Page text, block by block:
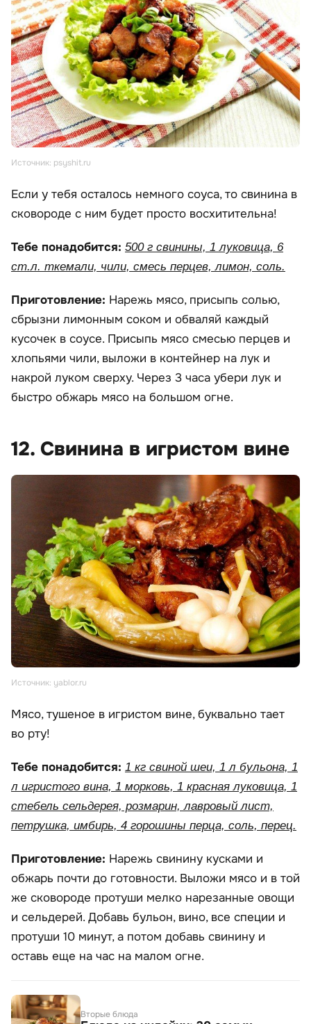
Источник: psyshit.ru
Если у тебя осталось немного соуса, то свинина в
сковороде с ним будет просто восхитительна!
Тебе понадобится: 500 г свинины, 1 луковица, 6
ст.л. ткемали, чили, смесь перцев, лимон, соль.
Приготовление: Нарежь мясо, присыпь солью,
сбрызни лимонным соком и обваляй каждый
кусочек в соусе. Присыпь мясо смесью перцев и
хлопьями чили, выложи в контейнер на лук и
накрой луком сверху. Через 3 часа убери лук и
быстро обжарь мясо на большом огне.
12. Свинина в игристом вине
Источник: yablor.ru
Мясо, тушеное в игристом вине, буквально тает
во рту!
Тебе понадобится: 1 кг свиной шеи, 1 л бульона, 1
л игристого вина, 1 морковь, 1 красная луковица, 1
стебель сельдерея, розмарин, лавровый лист,
петрушка, имбирь, 4 горошины перца, соль, перец.
Приготовление: Нарежь свинину кусками и
обжарь почти до готовности. Выложи мясо и в той
же сковороде протуши мелко нарезанные овощи
и сельдерей. Добавь бульон, вино, все специи и
протуши 10 минут, а потом добавь свинину и
оставь еще на час на малом огне.
Вторые блюда